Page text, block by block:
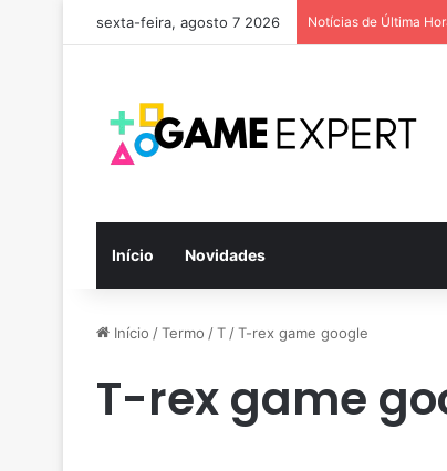
sexta-feira, agosto 7 2026 Notícias de Última
Início Novidades
Início /Termo /T /T-rex game google
T-rex game